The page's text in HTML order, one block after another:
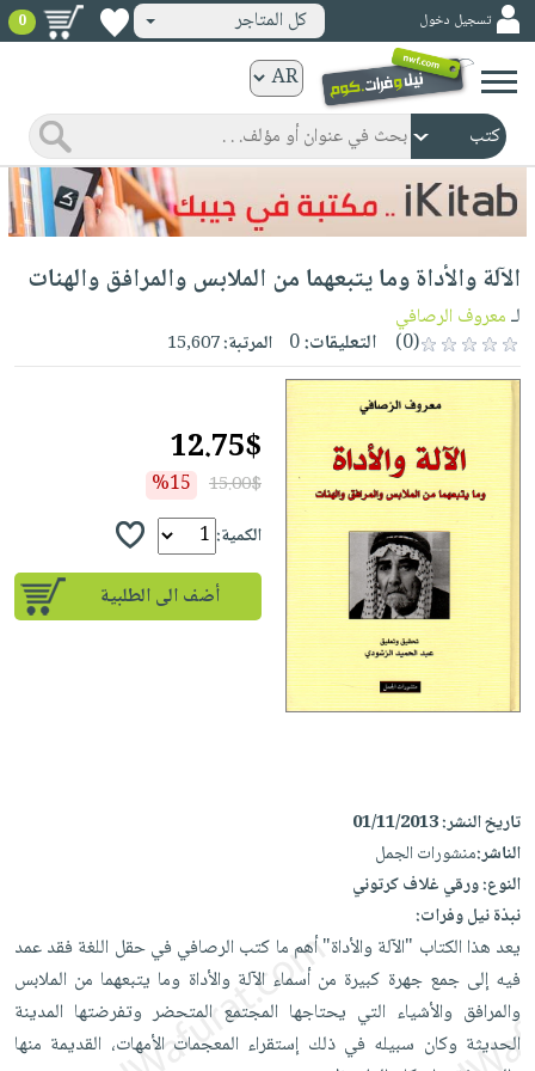
ورقية
المواضيع
صدر
حديثاً
الأكثر
مبيعاً
جوائز
شحن
مخفض
عروض
خاصة
صفحات
مشوقة
إختياراتنا
كتب
أكاديمية
صندوق
القراءة
كتب
الكترونية
الصفحة
الرئيسية
صدر
حديثاً
الأكثر
مبيعاً
كتب
مجانية
إختياراتنا
iKitab
بلا
حدود
أسئلة
يتكرر
iKitab
على
Android
تحميل
iKitab
على
Apple
صوتية
الصفحة
الرئيسية
masmu3
بلا
حدود
أسئلة
يتكرر
طرحها
تحميل
masmu3
على
masmu3
على
Apple
أطفال
وناشئة
الصفحة
الرئيسية
المواضيع
الأكثر
مبيعاً
إختياراتنا
وسائل
القراءة
جوائز
وسائل
تعليمية
الصحة
والعناية
الشخصية
جديد
أجهزة
العناية
الشخصية
العناية
وتصفيف
الشعر
العناية
بالجسم
المطبخ
والسفرة
الكل
الطهي
أدوات
متجر
الهدايا
أقسام
تسجيل دخول كل المتاجر 0
الآلة والأداة وما يتبعهما من الملابس والمرافق والهنات
لـمعروف الرصافي
(0)
التعليقات:0 المرتبة:15,607
12.75$
15.00$
%15
الكمية:
أضف الى الطلبية
تاريخ النشر:01/11/2013
الناشر:منشورات الجمل
النوع:ورقي غلاف كرتوني
نبذة نيل وفرات:
يعد هذا الكتاب "الآلة والأداة" أهم ما كتب الرصافي في حقل اللغة فقد عمد
فيه إلى جمع جهرة كبيرة من أسماء الآلة والأداة وما يتبعهما من الملابس
والمرافق والأشياء التي يحتاجها المجتمع المتحضر وتفرضتها المدينة
الحديثة وكان سبيله في ذلك إستقراء المعجمات الأمهات، القديمة منها